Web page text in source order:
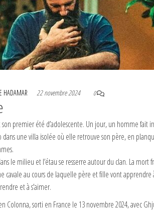
HADAMAR 22 novembre 2024 0
son premier été d’adolescente. Un jour, un homme fait
une villa isolée où elle retrouve son père, en
le milieu et l’étau se resserre autour du clan. La mort
cavale au cours de laquelle père et fille vont apprendre
et à s’aimer.
Colonna, sorti en France le 13 novembre 2024, avec